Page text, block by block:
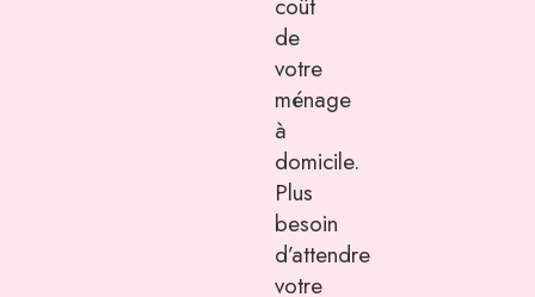
coût
de
votre
ménage
à
domicile.
Plus
besoin
d’attendre
votre